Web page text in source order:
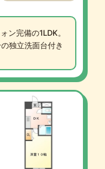
ン完備の1LDK。
独立洗面台付き